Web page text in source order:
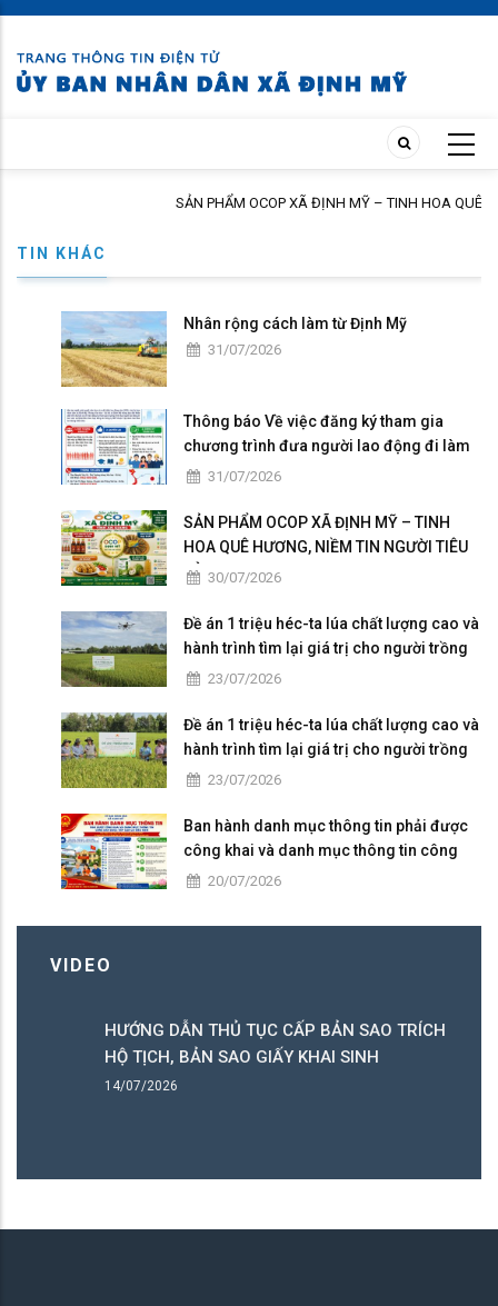
Skip
main
content
SẢN PHẨM OCOP XÃ ĐỊNH MỸ – TINH HOA QUÊ HƯƠNG,
TIN KHÁC
Nhân rộng cách làm từ Định Mỹ
31/07/2026
Thông báo Về việc đăng ký tham gia
chương trình đưa người lao động đi làm
việc tại Nhật Bản theo hợp đồng
31/07/2026
SẢN PHẨM OCOP XÃ ĐỊNH MỸ – TINH
HOA QUÊ HƯƠNG, NIỀM TIN NGƯỜI TIÊU
DÙNG30/07/2026
Đề án 1 triệu héc-ta lúa chất lượng cao và
hành trình tìm lại giá trị cho người trồng
lúa 23/07/2026
Đề án 1 triệu héc-ta lúa chất lượng cao và
hành trình tìm lại giá trị cho người trồng
lúa 23/07/2026
Ban hành danh mục thông tin phải được
công khai và danh mục thông tin công
dân được tiếp cận có điều kiện
20/07/2026
VIDEO
HƯỚNG DẪN THỦ TỤC CẤP BẢN SAO TRÍCH LỤC
HỘ TỊCH, BẢN SAO GIẤY KHAI SINH
14/07/2026